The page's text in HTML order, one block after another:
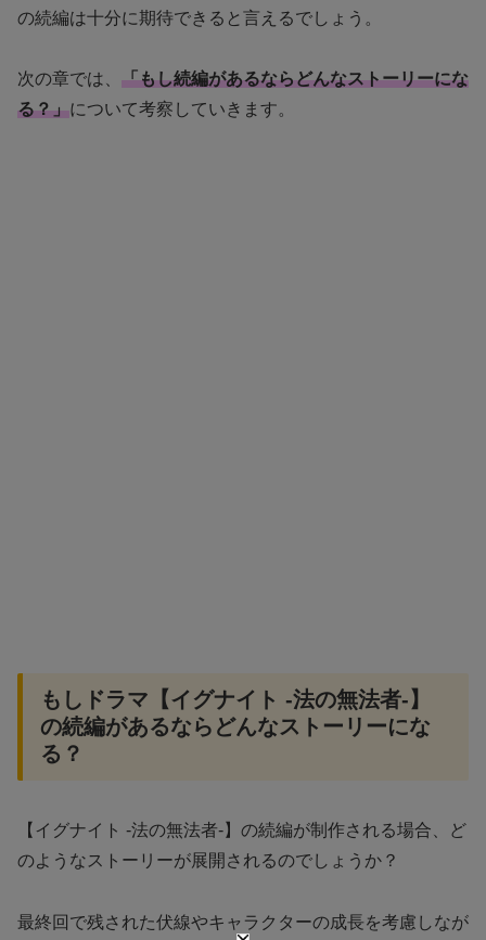
の続編は十分に期待できると言えるでしょう。
次の章では、 「もし続編があるならどんなストーリーにな
る？」について考察していきます。
もしドラマ【イグナイト -法の無法者-】
の続編があるならどんなストーリーにな
る？
【イグナイト -法の無法者-】の続編が制作される場合、ど
のようなストーリーが展開されるのでしょうか？
最終回で残された伏線やキャラクターの成長を考慮しなが